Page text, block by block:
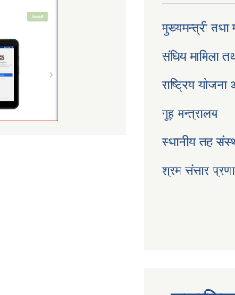
मुख्यमन्त्री तथा
संघिय मामिला
राष्ट्रिय योजना
गूह मन्त्रालय
स्थानीय तह
श्रम संसार